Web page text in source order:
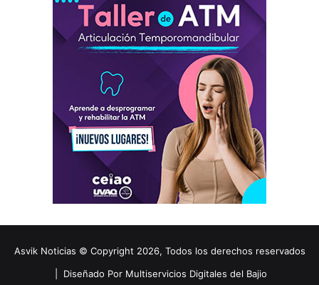
Asvik Noticias © Copyright 2026, Todos los derechos reservados
Diseñado Por Multiservicios Digitales del Bajio